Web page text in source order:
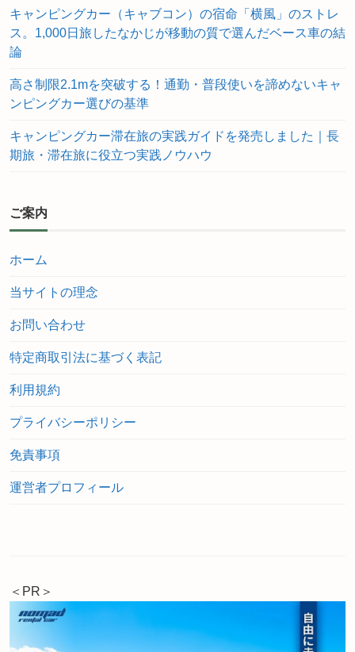
キャンピングカー（キャブコン）の宿命「横風」のストレ
ス。1,000日旅したなかじが移動の質で選んだベース車の結
論
高さ制限2.1mを突破する！通勤・普段使いを諦めないキャ
ンピングカー選びの基準
キャンピングカー滞在旅の実践ガイドを発売しました｜長
期旅・滞在旅に役立つ実践ノウハウ
ご案内
ホーム
当サイトの理念
お問い合わせ
特定商取引法に基づく表記
利用規約
プライバシーポリシー
免責事項
運営者プロフィール
＜PR＞